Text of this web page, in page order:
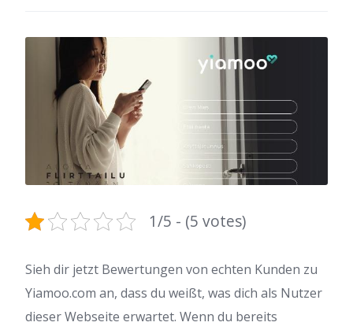
1/5 - (5 votes)
Sieh dir jetzt Bewertungen von echten Kunden zu
Yiamoo.com an, dass du weißt, was dich als Nutzer
dieser Webseite erwartet. Wenn du bereits